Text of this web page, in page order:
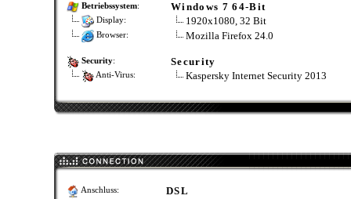
Betriebssystem: Windows 7 64-Bit
Display: 1920x1080, 32 Bit
Browser: Mozilla Firefox 24.0
Security: Security
Anti-Virus: Kaspersky Internet Security 2013
Anschluss: DSL